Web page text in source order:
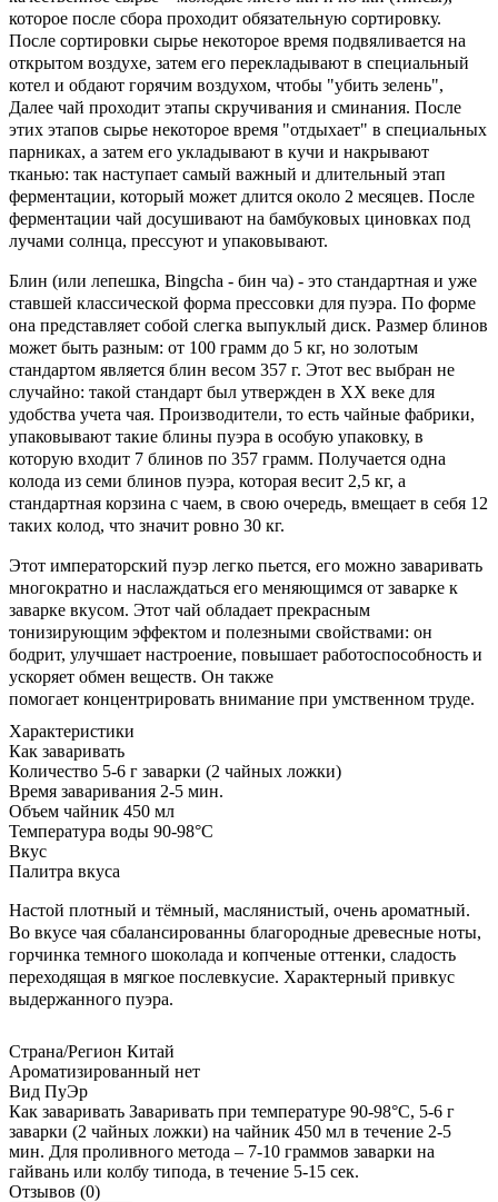
которое после сбора проходит обязательную сортировку.
После сортировки сырье некоторое время подвяливается на
открытом воздухе, затем его перекладывают в специальный
котел и обдают горячим воздухом, чтобы "убить зелень",
Далее чай проходит этапы скручивания и сминания. После
этих этапов сырье некоторое время "отдыхает" в специальных
парниках, а затем его укладывают в кучи и накрывают
тканью: так наступает самый важный и длительный этап
ферментации, который может длится около 2 месяцев. После
ферментации чай досушивают на бамбуковых циновках под
лучами солнца, прессуют и упаковывают.
Блин (или лепешка, Bingcha - бин ча) - это стандартная и уже
ставшей классической форма прессовки для пуэра. По форме
она представляет собой слегка выпуклый диск. Размер блинов
может быть разным: от 100 грамм до 5 кг, но золотым
стандартом является блин весом 357 г. Этот вес выбран не
случайно: такой стандарт был утвержден в ХХ веке для
удобства учета чая. Производители, то есть чайные фабрики,
упаковывают такие блины пуэра в особую упаковку, в
которую входит 7 блинов по 357 грамм. Получается одна
колода из семи блинов пуэра, которая весит 2,5 кг, а
стандартная корзина с чаем, в свою очередь, вмещает в себя 12
таких колод, что значит ровно 30 кг.
Этот императорский пуэр легко пьется, его можно заваривать
многократно и наслаждаться его меняющимся от заварке к
заварке вкусом. Этот чай обладает прекрасным
тонизирующим эффектом и полезными свойствами: он
бодрит, улучшает настроение, повышает работоспособность и
ускоряет обмен веществ. Он также
помогает концентрировать внимание при умственном труде.
Характеристики
Как заваривать
Количество 5-6 г заварки (2 чайных ложки)
Время заваривания 2-5 мин.
Объем чайник 450 мл
Температура воды 90-98°C
Вкус
Палитра вкуса
Настой плотный и тёмный, маслянистый, очень ароматный.
Во вкусе чая сбалансированны благородные древесные ноты,
горчинка темного шоколада и копченые оттенки, сладость
переходящая в мягкое послевкусие. Характерный привкус
выдержанного пуэра.
Страна/Регион Китай
Ароматизированный нет
Вид ПуЭр
Как заваривать Заваривать при температуре 90-98°C, 5-6 г
заварки (2 чайных ложки) на чайник 450 мл в течение 2-5
мин. Для проливного метода – 7-10 граммов заварки на
гайвань или колбу типода, в течение 5-15 сек.
Отзывов (0)